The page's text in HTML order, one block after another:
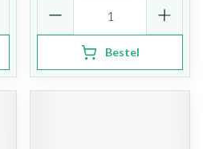
Bestel